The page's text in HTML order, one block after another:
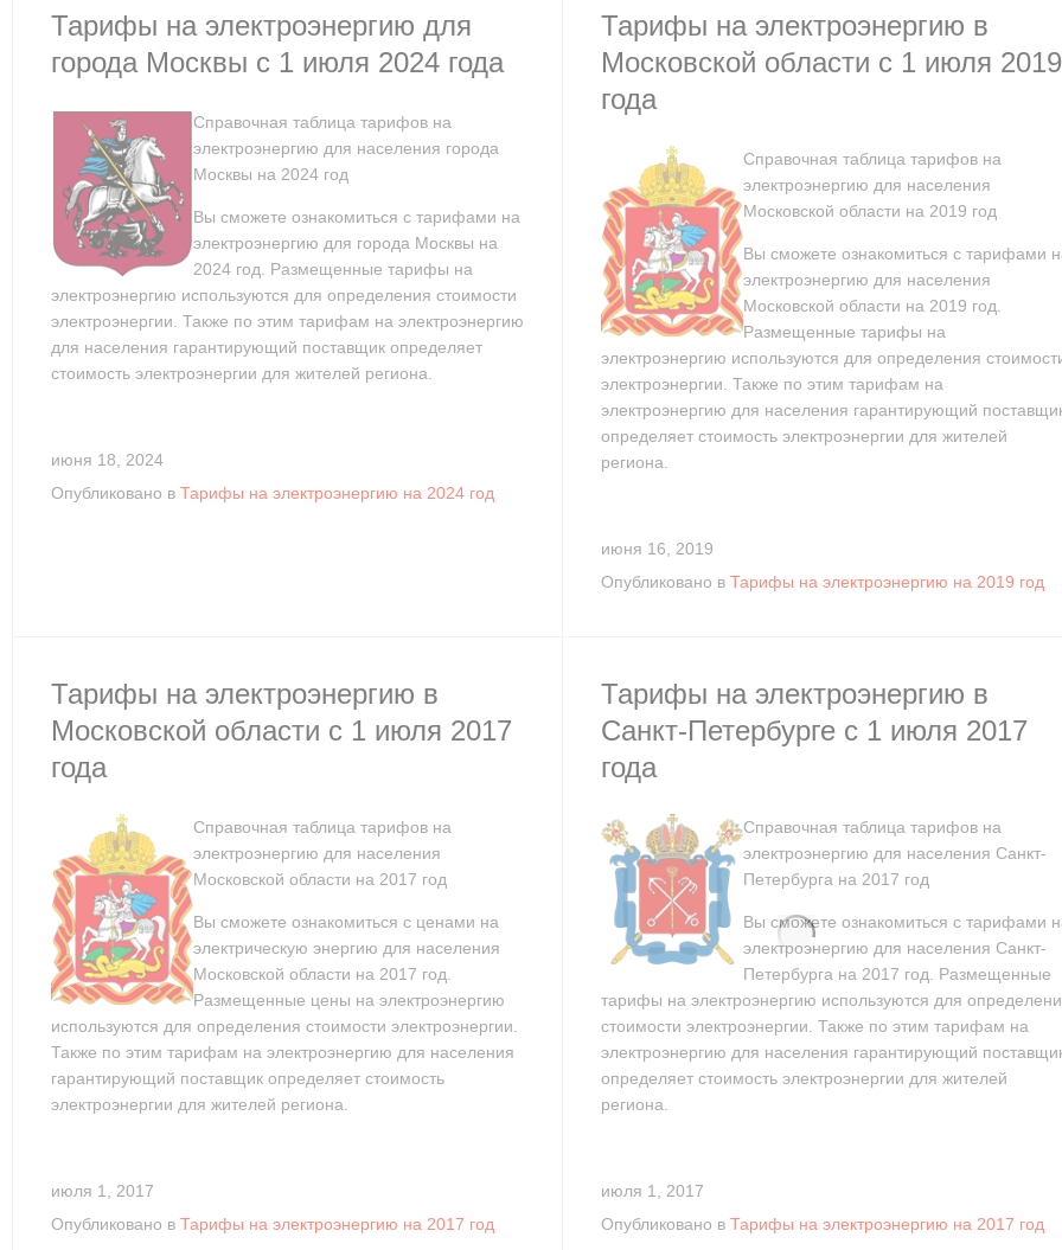
Тарифы на электроэнергию для
города Москвы с 1 июля 2024 года
Справочная таблица тарифов на
электроэнергию для населения города
Москвы на 2024 год
Вы сможете ознакомиться с тарифами на
электроэнергию для города Москвы на
2024 год. Размещенные тарифы на
электроэнергию используются для определения стоимости
электроэнергии. Также по этим тарифам на электроэнергию
для населения гарантирующий поставщик определяет
стоимость электроэнергии для жителей региона.
июня 18, 2024
Опубликовано в Тарифы на электроэнергию на 2024 год
Тарифы на электроэнергию в
Московской области с 1 июля 2019
года
Справочная таблица тарифов на
электроэнергию для населения
Московской области на 2019 год
Вы сможете ознакомиться с тарифами
электроэнергию для населения
Московской области на 2019 год.
Размещенные тарифы на
электроэнергию используются для определения
электроэнергии. Также по этим тарифам на
электроэнергию для населения гарантирующий
определяет стоимость электроэнергии для жителей
региона.
июня 16, 2019
Опубликовано в Тарифы на электроэнергию на 2019 год
Тарифы на электроэнергию в
Московской области с 1 июля 2017
года
Справочная таблица тарифов на
электроэнергию для населения
Московской области на 2017 год
Вы сможете ознакомиться с ценами на
электрическую энергию для населения
Московской области на 2017 год.
Размещенные цены на электроэнергию
используются для определения стоимости электроэнергии.
Также по этим тарифам на электроэнергию для населения
гарантирующий поставщик определяет стоимость
электроэнергии для жителей региона.
июля 1, 2017
Опубликовано в Тарифы на электроэнергию на 2017 год
Тарифы на электроэнергию в
Санкт-Петербурге с 1 июля 2017
года
Справочная таблица тарифов на
электроэнергию для населения Санкт-
Петербурга на 2017 год
Вы сможете ознакомиться с тарифами
электроэнергию для населения Санкт-
Петербурга на 2017 год. Размещенные
тарифы на электроэнергию используются для
стоимости электроэнергии. Также по этим тарифам на
электроэнергию для населения гарантирующий
определяет стоимость электроэнергии для жителей
региона.
июля 1, 2017
Опубликовано в Тарифы на электроэнергию на 2017 год